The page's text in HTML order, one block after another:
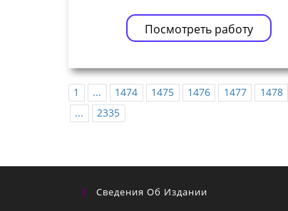
Посмотреть работу
1 ... 1474 1475 1476 1477 1478
...
2335
Сведения Об Издании